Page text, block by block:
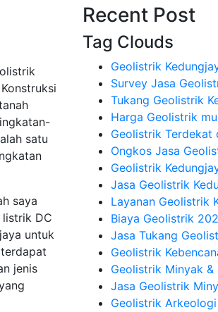
satu
saya
DC
untuk
jenis
Recent Post
Tag Clouds
Geolistrik
Survey Jasa
Tukang Geolistrik
Harga Geolistrik
Geolistrik Terdekat
Ongkos Jasa
Geolistrik
Jasa Geolistrik
Layanan Geolistrik
Biaya Geolistrik
Jasa Tukang
Geolistrik
Geolistrik Minyak &
Jasa Geolistrik
Geolistrik Arkeologi